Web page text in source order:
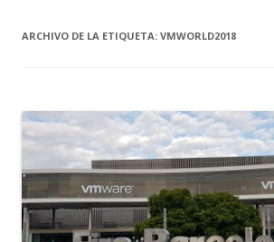
ARCHIVO DE LA ETIQUETA: VMWORLD2018